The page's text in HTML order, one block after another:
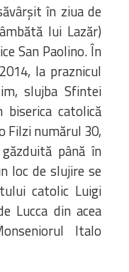
în ziua de
lui Lazăr)
San Paolino. În
la praznicul
slujba Sfintei
catolică
Filzi numărul 30,
până în
loc de slujire se
catolic Luigi
Lucca din acea
Italo